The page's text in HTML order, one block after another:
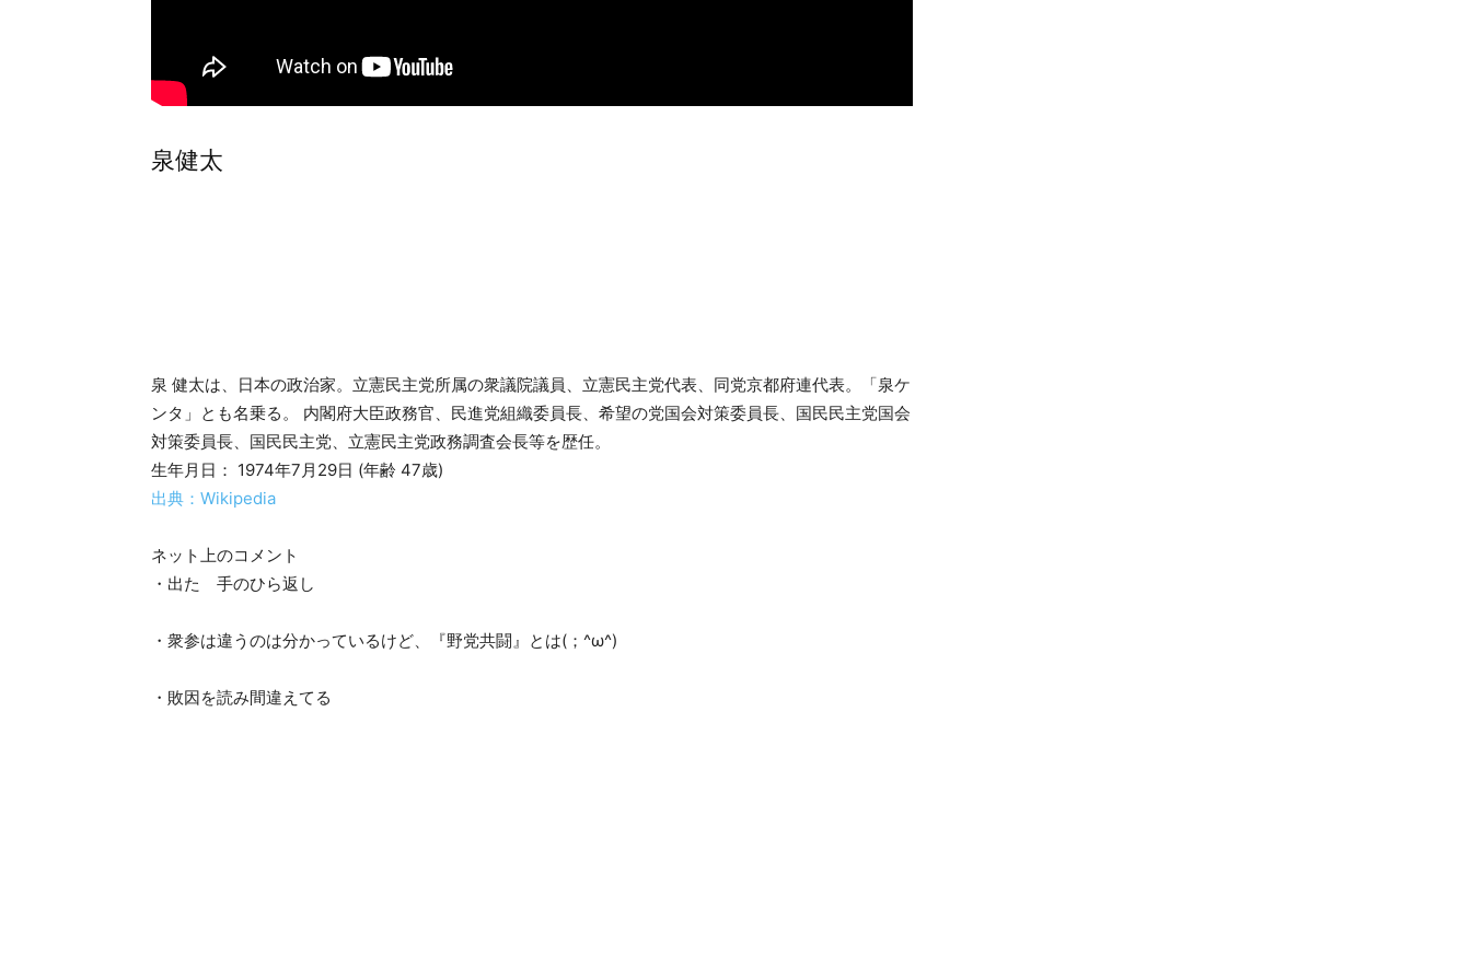
泉健太
泉 健太は、日本の政治家。立憲民主党所属の衆議院議員、立憲民主党代表、同党京都府連代表。「泉ケ
ンタ」とも名乗る。 内閣府大臣政務官、民進党組織委員長、希望の党国会対策委員長、国民民主党国会
対策委員長、国民民主党、立憲民主党政務調査会長等を歴任。
生年月日： 1974年7月29日 (年齢 47歳)
出典：Wikipedia
ネット上のコメント
・出た 手のひら返し
・衆参は違うのは分かっているけど、『野党共闘』とは(；^ω^)
・敗因を読み間違えてる